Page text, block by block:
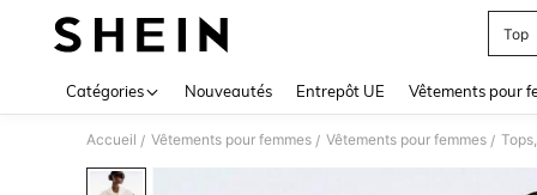
Top
Catégories Nouveautés Entrepôt UE Vêtements pour
Accueil / Vêtements pour femmes / Vêtements pour femmes /